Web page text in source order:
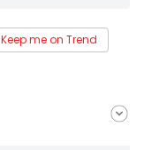
Keep me on Trend